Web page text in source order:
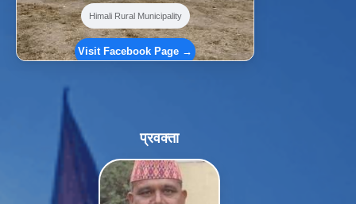
Himali Rural Municipality
Visit Facebook Page →
प्रवक्ता